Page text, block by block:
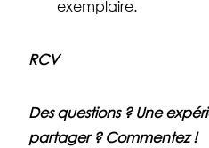
exemplaire.
RCV
Des questions ? Une
partager ? Commentez !